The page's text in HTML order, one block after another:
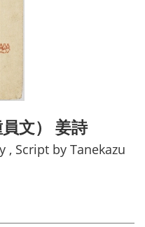
文） 姜詩
, Script by Tanekazu